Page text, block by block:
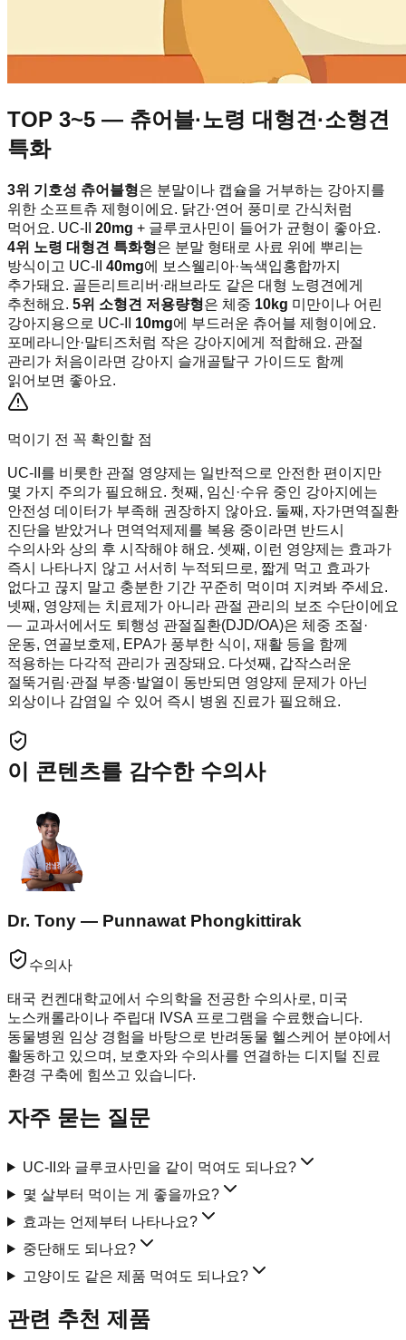
TOP 3~5 — 츄어블·노령 대형견·소형견
특화
3위 기호성 츄어블형은 분말이나 캡슐을 거부하는 강아지를
위한 소프트츄 제형이에요. 닭간·연어 풍미로 간식처럼
먹어요. UC-II 20mg + 글루코사민이 들어가 균형이 좋아요.
4위 노령 대형견 특화형은 분말 형태로 사료 위에 뿌리는
방식이고 UC-II 40mg에 보스웰리아·녹색입홍합까지
추가돼요. 골든리트리버·래브라도 같은 대형 노령견에게
추천해요. 5위 소형견 저용량형은 체중 10kg 미만이나 어린
강아지용으로 UC-II 10mg에 부드러운 츄어블 제형이에요.
포메라니안·말티즈처럼 작은 강아지에게 적합해요. 관절
관리가 처음이라면 강아지 슬개골탈구 가이드도 함께
읽어보면 좋아요.
먹이기 전 꼭 확인할 점
UC-II를 비롯한 관절 영양제는 일반적으로 안전한 편이지만
몇 가지 주의가 필요해요. 첫째, 임신·수유 중인 강아지에는
안전성 데이터가 부족해 권장하지 않아요. 둘째, 자가면역질환
진단을 받았거나 면역억제제를 복용 중이라면 반드시
수의사와 상의 후 시작해야 해요. 셋째, 이런 영양제는 효과가
즉시 나타나지 않고 서서히 누적되므로, 짧게 먹고 효과가
없다고 끊지 말고 충분한 기간 꾸준히 먹이며 지켜봐 주세요.
넷째, 영양제는 치료제가 아니라 관절 관리의 보조 수단이에요
— 교과서에서도 퇴행성 관절질환(DJD/OA)은 체중 조절·
운동, 연골보호제, EPA가 풍부한 식이, 재활 등을 함께
적용하는 다각적 관리가 권장돼요. 다섯째, 갑작스러운
절뚝거림·관절 부종·발열이 동반되면 영양제 문제가 아닌
외상이나 감염일 수 있어 즉시 병원 진료가 필요해요.
이 콘텐츠를 감수한 수의사
Dr. Tony — Punnawat Phongkittirak
수의사
태국 컨켄대학교에서 수의학을 전공한 수의사로, 미국
노스캐롤라이나 주립대 IVSA 프로그램을 수료했습니다.
동물병원 임상 경험을 바탕으로 반려동물 헬스케어 분야에서
활동하고 있으며, 보호자와 수의사를 연결하는 디지털 진료
환경 구축에 힘쓰고 있습니다.
자주 묻는 질문
UC-II와 글루코사민을 같이 먹여도 되나요?
몇 살부터 먹이는 게 좋을까요?
효과는 언제부터 나타나요?
중단해도 되나요?
고양이도 같은 제품 먹여도 되나요?
관련 추천 제품